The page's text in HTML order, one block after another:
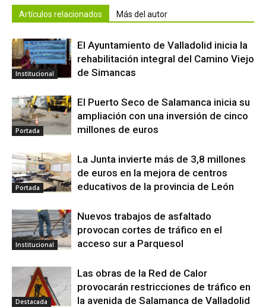
Artículos relacionados Más del autor
Institucional
El Ayuntamiento de Valladolid inicia la
rehabilitación integral del Camino Viejo
de Simancas
Portada
El Puerto Seco de Salamanca inicia su
ampliación con una inversión de cinco
millones de euros
Portada
La Junta invierte más de 3,8 millones
de euros en la mejora de centros
educativos de la provincia de León
Institucional
Nuevos trabajos de asfaltado
provocan cortes de tráfico en el
acceso sur a Parquesol
Destacada
Las obras de la Red de Calor
provocarán restricciones de tráfico en
la avenida de Salamanca de Valladolid